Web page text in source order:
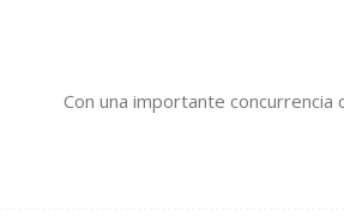
Con una importante concurrencia